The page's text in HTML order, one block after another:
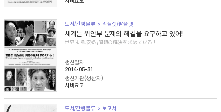
도서/간행물류 > 리플렛/팜플렛
세계는 위안부 문제의 해결을 요구하고 있어!
世界は「慰安婦」問題の解決を求めている！
생산일자
2014-05-31
생산기관(생산자)
시바요코
도서/간행물류 > 보고서